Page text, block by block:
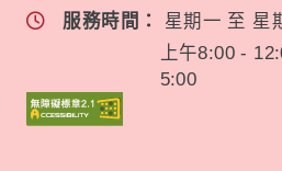
服務時間： 星期一 至 星
上午8:00 -
5:00